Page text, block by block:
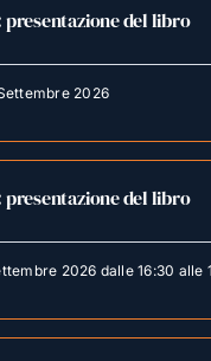
presentazione del libro
2026
presentazione del libro
2026 dalle 16:30 alle